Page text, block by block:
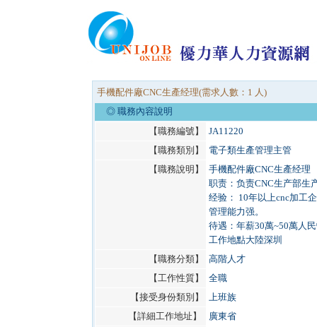
手機配件廠CNC生產经理(需求人數：1 人)
◎ 職務內容說明
【職務編號】
JA11220
【職務類別】
電子類生產管理主管
【職務說明】
手機配件廠CNC生產经理
职责：负责CNC生产部生
经验： 10年以上cnc加工
管理能力强。
待遇：年薪30萬~50萬人
工作地點大陸深圳
【職務分類】
高階人才
【工作性質】
全職
【接受身份類別】
上班族
【詳細工作地址】
廣東省